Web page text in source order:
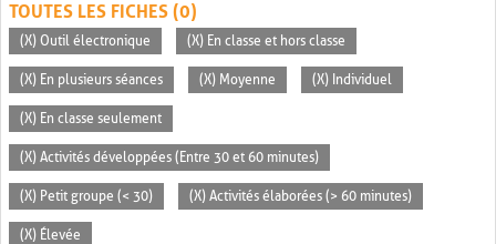
TOUTES LES FICHES (0)
(X) Outil électronique (X) En classe et hors classe
(X) En plusieurs séances (X) Moyenne (X) Individuel
(X) En classe seulement
(X) Activités développées (Entre 30 et 60 minutes)
(X) Petit groupe (< 30) (X) Activités élaborées (> 60 minutes)
(X) Élevée